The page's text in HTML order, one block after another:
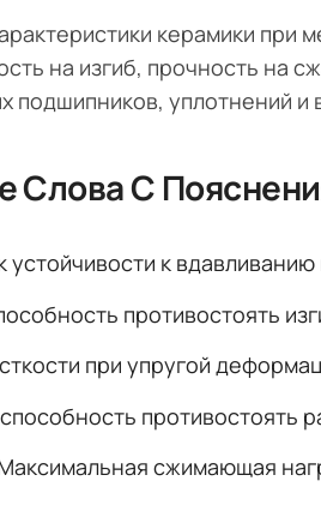
керамики при
на изгиб, прочность на
подшипников, уплотнений
Слова С
устойчивости к
противостоять
при упругой
противостоять
сжимающая